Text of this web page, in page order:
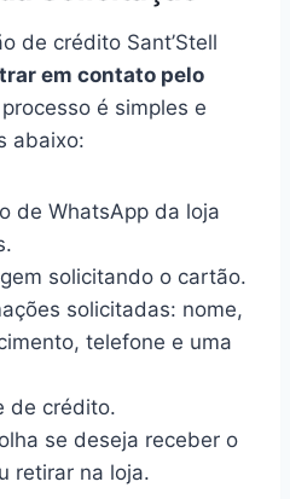
de crédito Sant’Stell
em contato pelo
é simples e
abaixo:
de WhatsApp da loja
solicitando o cartão.
solicitadas: nome,
telefone e uma
de crédito.
se deseja receber o
retirar na loja.